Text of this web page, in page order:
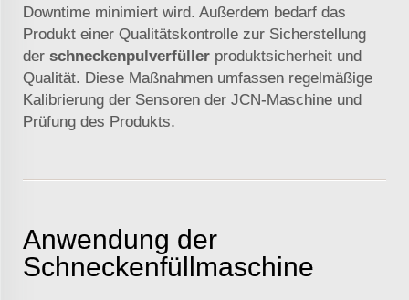
Downtime minimiert wird. Außerdem bedarf das
Produkt einer Qualitätskontrolle zur Sicherstellung
der schneckenpulverfüller produktsicherheit und
Qualität. Diese Maßnahmen umfassen regelmäßige
Kalibrierung der Sensoren der JCN-Maschine und
Prüfung des Produkts.
Anwendung der
Schneckenfüllmaschine